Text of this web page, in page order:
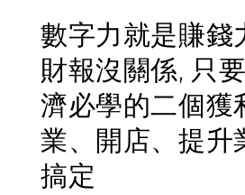
數字力就是賺錢
財報沒關係, 只
濟必學的二個獲
業、開店、提升
搞定